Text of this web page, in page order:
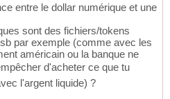
entre le dollar numérique et une
sont des fichiers/tokens
par exemple (comme avec les
américain ou la banque ne
d'acheter ce que tu
l'argent liquide) ?